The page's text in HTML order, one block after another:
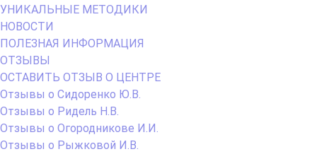
УНИКАЛЬНЫЕ МЕТОДИКИ
НОВОСТИ
ПОЛЕЗНАЯ ИНФОРМАЦИЯ
ОТЗЫВЫ
ОСТАВИТЬ ОТЗЫВ О ЦЕНТРЕ
Отзывы о Сидоренко Ю.В.
Отзывы о Ридель Н.В.
Отзывы о Огородникове И.И.
Отзывы о Рыжковой И.В.